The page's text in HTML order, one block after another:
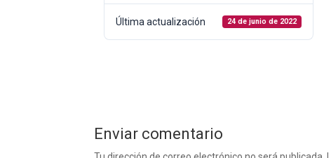
Última actualización 24 de junio de 2022
Enviar comentario